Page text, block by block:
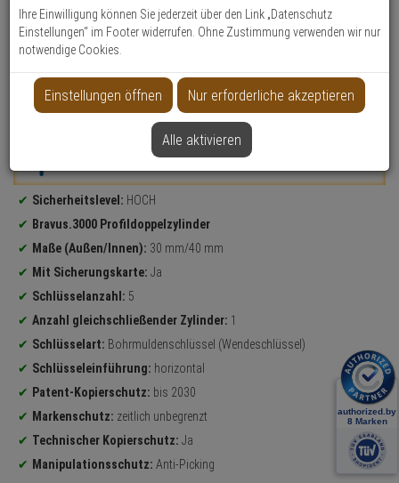
SucheProduktmerkmale
Zylinder messen
Produktinformationen
Sicherheitslevel: HOCH
Bravus.3000 Profildoppelzylinder
Maße (Außen/Innen): 30 mm/40 mm
Mit Sicherungskarte: Ja
Schlüsselanzahl: 5
Anzahl gleichschließender Zylinder: 1
Schlüsselart: Bohrmuldenschlüssel (Wendeschlüssel)
Schlüsseleinführung: horizontal
Patent-Kopierschutz: bis 2030
Markenschutz: zeitlich unbegrenzt
Technischer Kopierschutz: Ja
Manipulationsschutz: Anti-Picking
Ihre Einwilligung können Sie jederzeit über den Link „Datenschutz
Einstellungen“ im Footer widerrufen. Ohne Zustimmung verwenden wir nur
notwendige Cookies.
Einstellungen öffnen Nur erforderliche akzeptieren
Alle aktivieren